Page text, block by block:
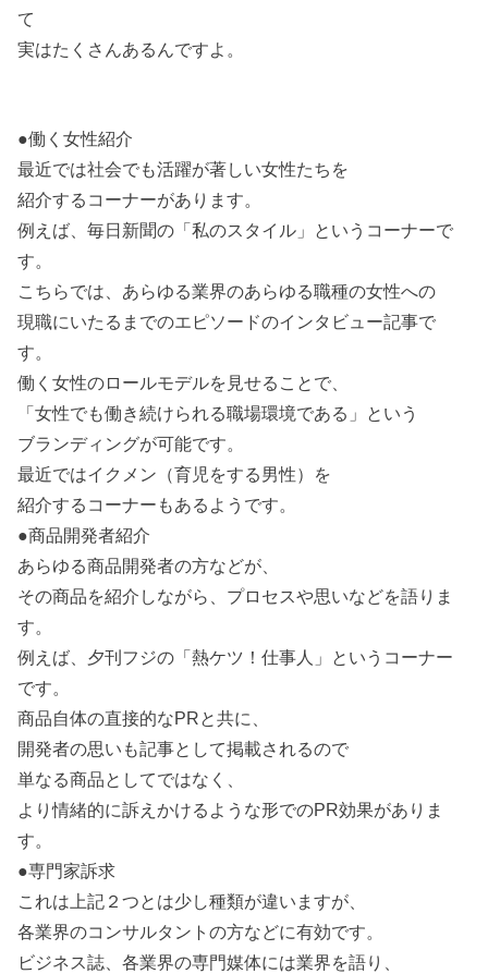
て
実はたくさんあるんですよ。
●働く女性紹介
最近では社会でも活躍が著しい女性たちを
紹介するコーナーがあります。
例えば、毎日新聞の「私のスタイル」というコーナーで
す。
こちらでは、あらゆる業界のあらゆる職種の女性への
現職にいたるまでのエピソードのインタビュー記事で
す。
働く女性のロールモデルを見せることで、
「女性でも働き続けられる職場環境である」という
ブランディングが可能です。
最近ではイクメン（育児をする男性）を
紹介するコーナーもあるようです。
●商品開発者紹介
あらゆる商品開発者の方などが、
その商品を紹介しながら、プロセスや思いなどを語りま
す。
例えば、夕刊フジの「熱ケツ！仕事人」というコーナー
です。
商品自体の直接的なPRと共に、
開発者の思いも記事として掲載されるので
単なる商品としてではなく、
より情緒的に訴えかけるような形でのPR効果がありま
す。
●専門家訴求
これは上記２つとは少し種類が違いますが、
各業界のコンサルタントの方などに有効です。
ビジネス誌、各業界の専門媒体には業界を語り、